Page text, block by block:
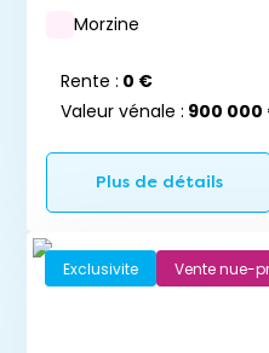
Morzine
Rente : 0 €
Valeur vénale : 900 000
Plus de détails
Exclusivite Vente nue-